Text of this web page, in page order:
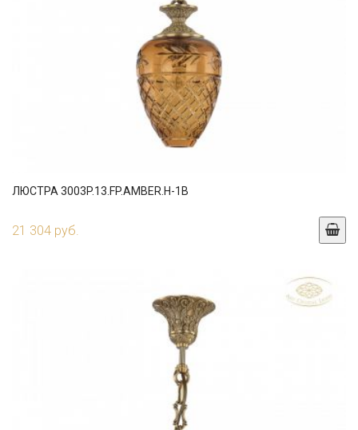
ЛЮСТРА 3003P.13.FP.AMBER.H-1B
21 304 руб.